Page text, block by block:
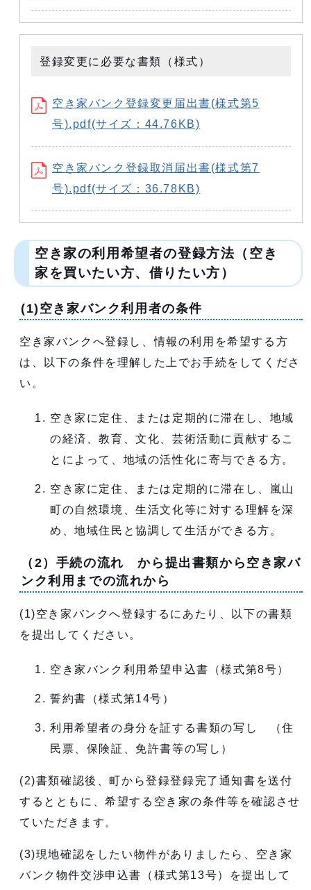
登録変更に必要な書類（様式）
空き家バンク登録変更届出書(様式第5
号).pdf(サイズ：44.76KB)
空き家バンク登録取消届出書(様式第7
号).pdf(サイズ：36.78KB)
空き家の利用希望者の登録方法（空き
家を買いたい方、借りたい方）
(1)空き家バンク利用者の条件
空き家バンクへ登録し、情報の利用を希望する方
は、以下の条件を理解した上でお手続をしてくださ
い。
空き家に定住、または定期的に滞在し、地域
の経済、教育、文化、芸術活動に貢献するこ
とによって、地域の活性化に寄与できる方。
空き家に定住、または定期的に滞在し、嵐山
町の自然環境、生活文化等に対する理解を深
め、地域住民と協調して生活ができる方。
（2）手続の流れ から提出書類から空き家バ
ンク利用までの流れから
(1)空き家バンクへ登録するにあたり、以下の書類
を提出してください。
空き家バンク利用希望申込書（様式第8号）
誓約書（様式第14号）
利用希望者の身分を証する書類の写し （住
民票、保険証、免許書等の写し）
(2)書類確認後、町から登録登録完了通知書を送付
するとともに、希望する空き家の条件等を確認させ
ていただきます。
(3)現地確認をしたい物件がありましたら、空き家
バンク物件交渉申込書（様式第13号）を提出して